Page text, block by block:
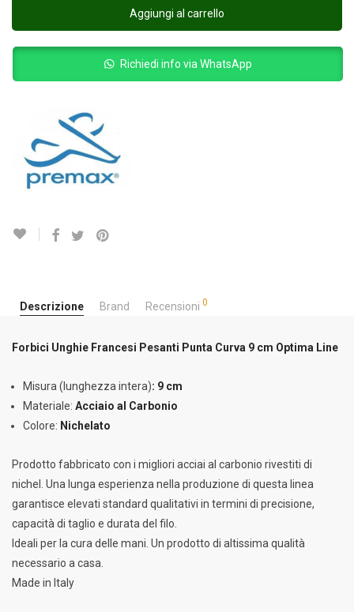
Aggiungi al carrello
Richiedi info via WhatsApp
Descrizione Brand Recensioni 0
Forbici Unghie Francesi Pesanti Punta Curva 9 cm Optima Line
Misura (lunghezza intera): 9 cm
Materiale: Acciaio al Carbonio
Colore: Nichelato
Prodotto fabbricato con i migliori acciai al carbonio rivestiti di
nichel. Una lunga esperienza nella produzione di questa linea
garantisce elevati standard qualitativi in termini di precisione,
capacità di taglio e durata del filo.
Ideali per la cura delle mani. Un prodotto di altissima qualità
necessario a casa.
Made in Italy